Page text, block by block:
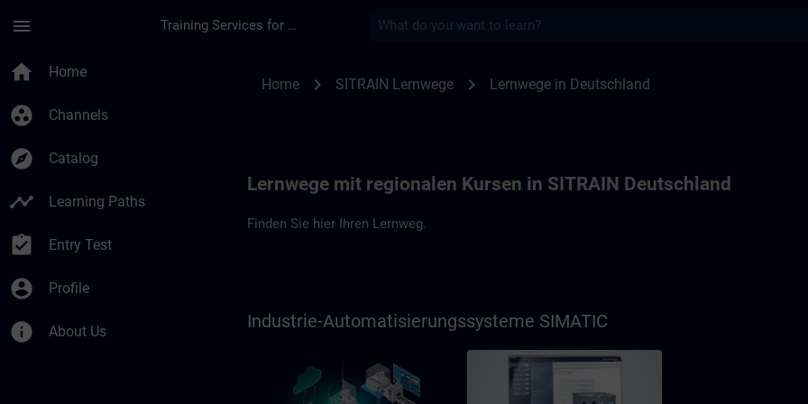
menu Training Services for Digital Industries
home Home
group_work Channels
explore Catalog
timeline Learning Paths
assignment_turned_in Entry Test
account_circle Profile
info About Us
Home chevron_right SITRAIN Lernwege chevron_right Lernwege in Deutschland
Lernwege mit regionalen Kursen in SITRAIN Deutschland
Finden Sie hier Ihren Lernweg.
Industrie-Automatisierungssysteme SIMATIC